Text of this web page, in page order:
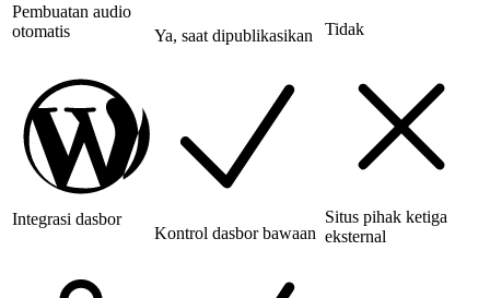
Pembuatan audio
otomatis
Ya, saat dipublikasikan Tidak
Integrasi dasbor
Kontrol dasbor bawaan
Situs pihak ketiga
eksternal